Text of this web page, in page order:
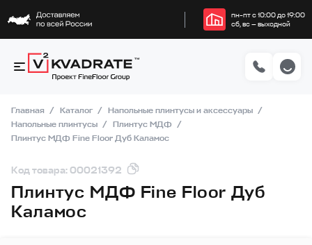
пн–пт с 10:00 до 19:00
сб, вс — выходной
Главная Каталог
Напольные плинтусы и аксессуары
Напольные плинтусы
Плинтус МДФ
Плинтус МДФ Fine Floor Дуб Каламос
Код товара: 00021392
Плинтус МДФ Fine Floor Дуб
Каламос